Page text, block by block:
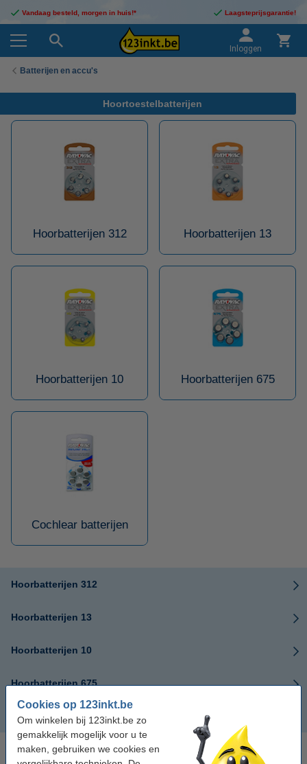
Cookies op 123inkt.be
Om winkelen bij 123inkt.be zo
gemakkelijk mogelijk voor u te
maken, gebruiken we cookies en
Vandaag besteld, morgen in huis!* Laagsteprijsgarantie!
Inloggen
Batterijen en accu's
Hoortoestelbatterijen
Hoorbatterijen 312 Hoorbatterijen 13
Hoorbatterijen 10 Hoorbatterijen 675
Cochlear batterijen
Hoorbatterijen 312
Hoorbatterijen 13
Hoorbatterijen 10
Hoorbatterijen 675
Cochlear batterijen